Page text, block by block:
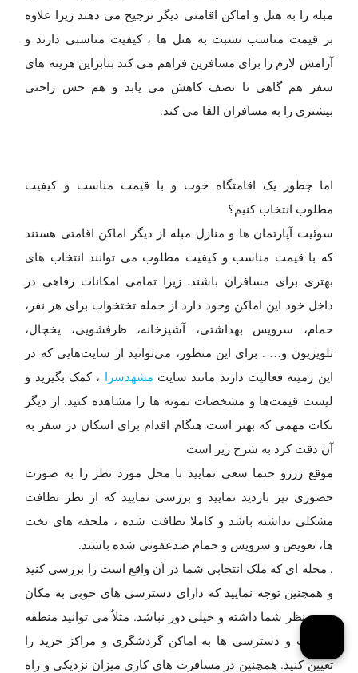
مبله را به هتل و اماکن اقامتی دیگر ترجیح می دهند زیرا علاوه
بر قیمت مناسب نسبت به هتل ها ، کیفیت مناسبی دارند و
آرامش لازم را برای مسافرین فراهم می کند بنابراین هزینه های
سفر هم گاهی تا نصف کاهش می یابد و هم حس راحتی
بیشتری را به مسافران القا می کند.
اما چطور یک اقامتگاه خوب و با قیمت مناسب و کیفیت
مطلوب انتخاب کنیم؟
سوئیت آپارتمان ها و منازل مبله از دیگر اماکن اقامتی هستند
که با قیمت مناسب و کیفیت مطلوب می توانند انتخاب های
بهتری برای مسافران باشند. زیرا تمامی امکانات رفاهی در
داخل خود این اماکن وجود دارد از جمله تختخواب برای هر نفر،
حمام، سرویس بهداشتی، آشپزخانه، ظرفشویی، یخچال،
تلویزیون و… . برای این منظور، می‌توانید از سایت‌هایی که در
این زمینه فعالیت دارند مانند سایت مشهدسرا ، کمک بگیرید و
لیست قیمت‌ها و مشخصات نمونه ها را مشاهده کنید. از دیگر
نکات مهمی که بهتر است هنگام اقدام برای اسکان در سفر به
آن دقت کرد به شرح زیر است
موقع رزرو حتما سعی نمایید تا محل مورد نظر را به صورت
حضوری نیز بازدید نمایید و بررسی نمایید که از نظر نظافت
مشکلی نداشته باشد و کاملا نظافت شده ، ملحفه های تخت
ها، تعویض و سرویس و حمام ضدعفونی شده باشند.
. محله ای که ملک انتخابی شما در آن واقع است را بررسی کنید
و همچنین توجه نمایید که دارای دسترسی های خوبی به مکان
مورد نظر شما داشته و خیلی دور نباشد. مثلاٌ می توانید منطقه
مناسب و دسترسی ها به اماکن گردشگری و مراکز خرید را
تعیین کنید. همچنین در مسافرت های کاری میزان نزدیکی و راه